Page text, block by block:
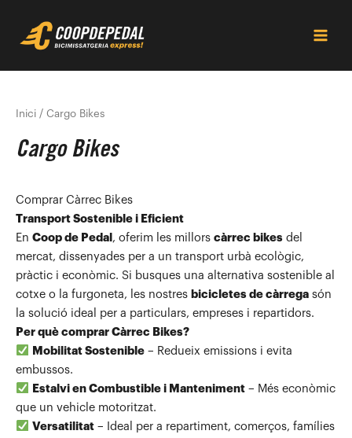
contingut
Inici / Cargo Bikes
Cargo Bikes
Comprar Càrrec Bikes
Transport Sostenible i Eficient
En Coop de Pedal , oferim les millors càrrec bikes del
mercat, dissenyades per a un transport urbà ecològic,
pràctic i econòmic. Si busques una alternativa sostenible al
cotxe o la furgoneta, les nostres bicicletes de càrrega són
la solució ideal per a particulars, empreses i repartidors.
Per què comprar Càrrec Bikes?
Mobilitat Sostenible– Redueix emissions i evita
embussos.
Estalvi en Combustible i Manteniment– Més econòmic
que un vehicle motoritzat.
Versatilitat– Ideal per a repartiment, comerços, famílies